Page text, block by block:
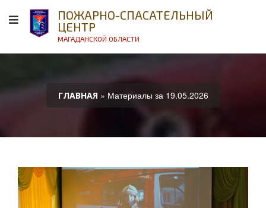
ПОЖАРНО-СПАСАТЕЛЬНЫЙ
ЦЕНТР
МАГАДАНСКОЙ ОБЛАСТИ
ГЛАВНАЯ » Материалы за 19.05.2026